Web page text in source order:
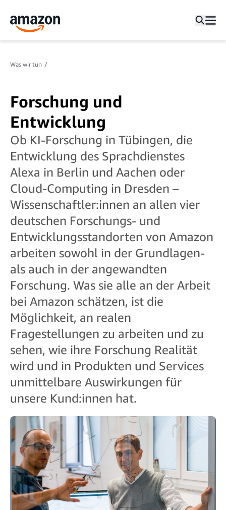
Was wir tun
Forschung und
Entwicklung
Ob KI-Forschung in Tübingen, die
Entwicklung des Sprachdienstes
Alexa in Berlin und Aachen oder
Cloud-Computing in Dresden –
Wissenschaftler:innen an allen vier
deutschen Forschungs- und
Entwicklungsstandorten von Amazon
arbeiten sowohl in der Grundlagen-
als auch in der angewandten
Forschung. Was sie alle an der Arbeit
bei Amazon schätzen, ist die
Möglichkeit, an realen
Fragestellungen zu arbeiten und zu
sehen, wie ihre Forschung Realität
wird und in Produkten und Services
unmittelbare Auswirkungen für
unsere Kund:innen hat.